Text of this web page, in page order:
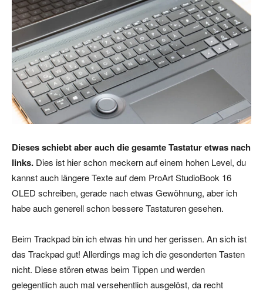
Dieses schiebt aber auch die gesamte Tastatur etwas nach
links. Dies ist hier schon meckern auf einem hohen Level, du
kannst auch längere Texte auf dem ProArt StudioBook 16
OLED schreiben, gerade nach etwas Gewöhnung, aber ich
habe auch generell schon bessere Tastaturen gesehen.
Beim Trackpad bin ich etwas hin und her gerissen. An sich ist
das Trackpad gut! Allerdings mag ich die gesonderten Tasten
nicht. Diese stören etwas beim Tippen und werden
gelegentlich auch mal versehentlich ausgelöst, da recht